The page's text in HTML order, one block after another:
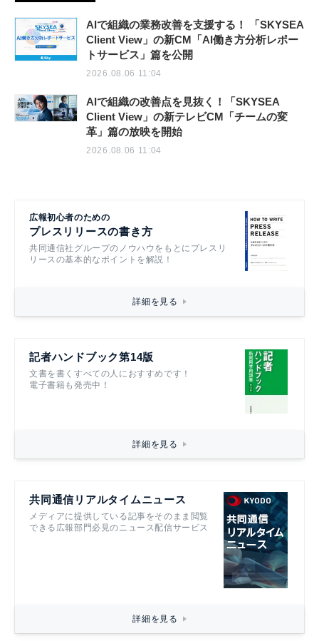
AIで組織の業務改善を支援する！ 「SKYSEA
Client View」の新CM「AI働き方分析レポー
トサービス」篇を公開
2026.08.06 11:04
AIで組織の改善点を見抜く！「SKYSEA
Client View」の新テレビCM「チームの変
革」篇の放映を開始
2026.08.06 11:04
広報初心者のための
プレスリリースの書き方
共同通信社グループのノウハウをもとにプレスリ
リースの基本的なポイントを解説！
詳細を見る
記者ハンドブック第14版
文書を書くすべての人におすすめです！
電子書籍も発売中！
詳細を見る
共同通信リアルタイムニュース
メディアに提供している記事をそのまま閲覧
できる広報部門必見のニュース配信サービス
詳細を見る